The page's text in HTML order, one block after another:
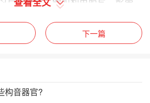
己为什么这样做及想想自己的内心
，帮助他们明白这样的行为对其他
下一篇
构音器官?